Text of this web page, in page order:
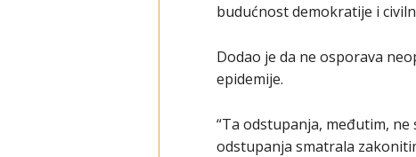
budućnost demokratije i
Dodao je da ne osporava
epidemije.
“Ta odstupanja, međutim,
odstupanja smatrala